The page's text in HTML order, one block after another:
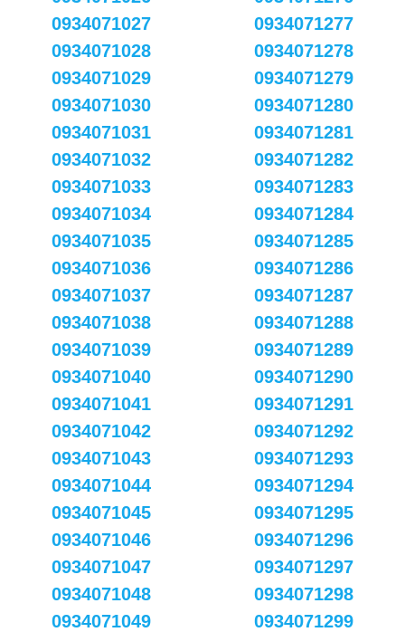
0934071027
0934071028
0934071029
0934071030
0934071031
0934071032
0934071033
0934071034
0934071035
0934071036
0934071037
0934071038
0934071039
0934071040
0934071041
0934071042
0934071043
0934071044
0934071045
0934071046
0934071047
0934071048
0934071049
0934071277
0934071278
0934071279
0934071280
0934071281
0934071282
0934071283
0934071284
0934071285
0934071286
0934071287
0934071288
0934071289
0934071290
0934071291
0934071292
0934071293
0934071294
0934071295
0934071296
0934071297
0934071298
0934071299